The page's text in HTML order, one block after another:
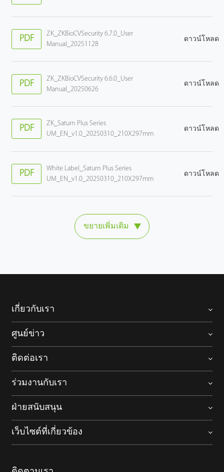
PDF
ZK_ZKBioCVSecurity 6.7.0_User
Manual_20251128
ดาวน์โหลด
PDF
ZK_ZKBioCVSecurity 6.6.0_User
Manual_20250626
ดาวน์โหลด
PDF
ZK_Saturn Plus Series
UM_EN_v1.0_20250310_210X297mm
ดาวน์โหลด
PDF
White Label_Saturn Plus Series
UM_EN_v1.0_20250310_210X297mm
ดาวน์โหลด
ขยายเพิ่มเติม
เกี่ยวกับเรา
ศูนย์ข่าว
ติดต่อเรา
ร่วมงานกับเรา
ฝ่ายสนับสนุน
เว็บไซต์ที่เกี่ยวข้อง